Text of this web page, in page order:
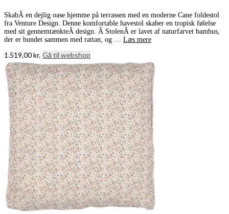
SkabÂ en dejlig oase hjemme på terrassen med en moderne Cane foldestol
fra Venture Design. Denne komfortable havestol skaber en tropisk følelse
med sit gennemtænkteÂ design. Â StolenÂ er lavet af naturfarvet bambus,
der er bundet sammen med rattan, og … Læs mere
1.519,00kr. Gå til webshop